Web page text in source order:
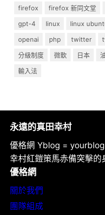
firefox
firefox 新同文堂
gpt-4
linux linux
openai
php twitter
分級制度
微軟 日本
輸入法
永遠的真田幸村
優格網 Yblog =
幸村紅鎧策馬赤備突擊的
優格網
關於我們
團隊組成